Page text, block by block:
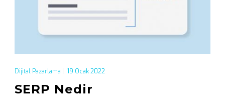
Dijital Pazarlama 19 Ocak 2022
SERP Nedir